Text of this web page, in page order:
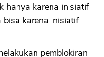
hanya karena inisiatif
karena inisiatif
pemblokiran